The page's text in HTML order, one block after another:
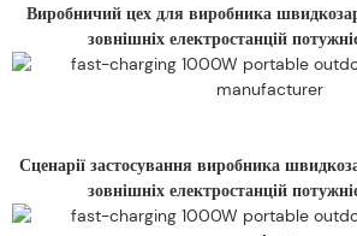
Виробничий цех для виробника
зовнішніх електростанцій
Сценарії застосування виробника
зовнішніх електростанцій